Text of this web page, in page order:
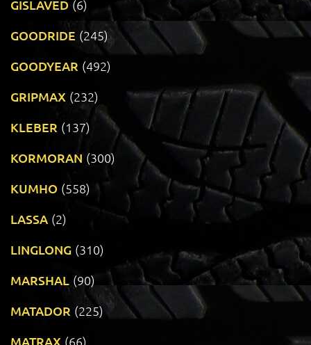
GISLAVED (6)
GOODRIDE (245)
GOODYEAR (492)
GRIPMAX (232)
KLEBER (137)
KORMORAN (300)
KUMHO (558)
LASSA (2)
LINGLONG (310)
MARSHAL (90)
MATADOR (225)
MATRAX (66)